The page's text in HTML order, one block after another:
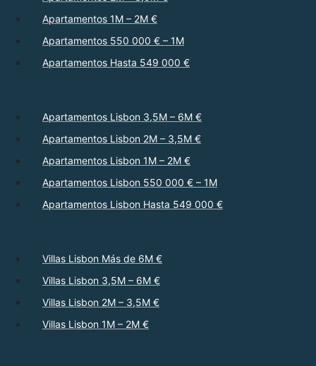
Apartamentos 1M – 2M €
Apartamentos 550 000 € – 1M
Apartamentos Hasta 549 000 €
Apartamentos Lisbon 3,5M – 6M €
Apartamentos Lisbon 2M – 3,5M €
Apartamentos Lisbon 1M – 2M €
Apartamentos Lisbon 550 000 € – 1M
Apartamentos Lisbon Hasta 549 000 €
Villas Lisbon Más de 6M €
Villas Lisbon 3,5M – 6M €
Villas Lisbon 2M – 3,5M €
Villas Lisbon 1M – 2M €